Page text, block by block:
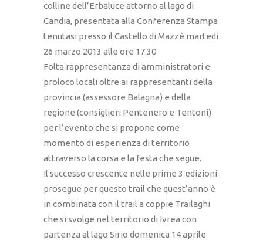
colline dell’Erbaluce attorno al lago di
Candia, presentata alla Conferenza Stampa
tenutasi presso il Castello di Mazzè martedi
26 marzo 2013 alle ore 17.30
Folta rappresentanza di amministratori e
proloco locali oltre ai rappresentanti della
provincia (assessore Balagna) e della
regione (consiglieri Pentenero e Tentoni)
per l’evento che si propone come
momento di esperienza di territorio
attraverso la corsa e la festa che segue.
Il successo crescente nelle prime 3 edizioni
prosegue per questo trail che quest’anno è
in combinata con il trail a coppie Trailaghi
che si svolge nel territorio di Ivrea con
partenza al lago Sirio domenica 14 aprile